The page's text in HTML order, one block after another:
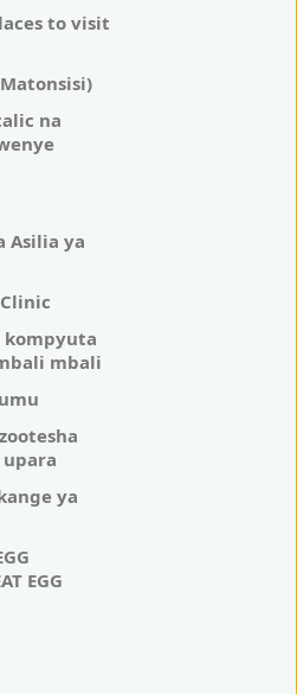
to visit
na
Asilia ya
kompyuta
mbali
ya
EGG